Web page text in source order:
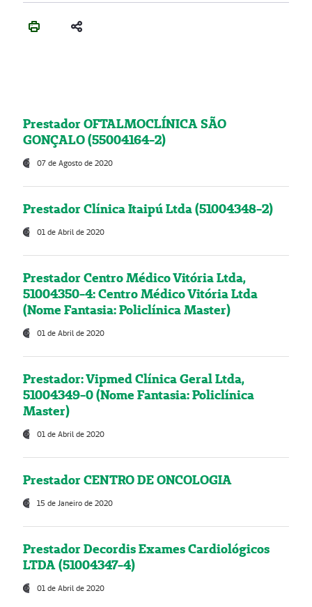
Prestador OFTALMOCLÍNICA SÃO
GONÇALO (55004164-2)
07 de Agosto de 2020
Prestador Clínica Itaipú Ltda (51004348-2)
01 de Abril de 2020
Prestador Centro Médico Vitória Ltda,
51004350-4: Centro Médico Vitória Ltda
(Nome Fantasia: Policlínica Master)
01 de Abril de 2020
Prestador: Vipmed Clínica Geral Ltda,
51004349-0 (Nome Fantasia: Policlínica
Master)
01 de Abril de 2020
Prestador CENTRO DE ONCOLOGIA
15 de Janeiro de 2020
Prestador Decordis Exames Cardiológicos
LTDA (51004347-4)
01 de Abril de 2020